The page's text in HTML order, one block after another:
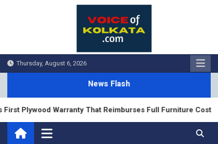
Thursday, August 6, 2026
News Flash
Plywood Warranty That Reimburses Full Furniture Cost